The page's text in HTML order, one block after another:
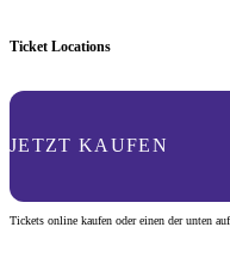
Ticket Locations
JETZT KAUFEN
Tickets online kaufen oder einen der unten